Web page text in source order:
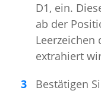
D1, ein.
ab der
Leerzeichen
extrahiert
Bestätigen